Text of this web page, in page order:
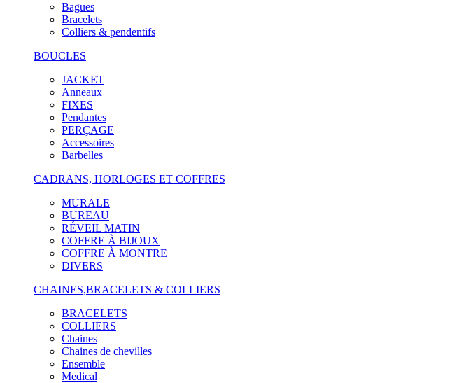
Bagues
Bracelets
Colliers & pendentifs
BOUCLES
JACKET
Anneaux
FIXES
Pendantes
PERÇAGE
Accessoires
Barbelles
CADRANS, HORLOGES ET COFFRES
MURALE
BUREAU
RÉVEIL MATIN
COFFRE À BIJOUX
COFFRE À MONTRE
DIVERS
CHAINES,BRACELETS & COLLIERS
BRACELETS
COLLIERS
Chaines
Chaines de chevilles
Ensemble
Medical